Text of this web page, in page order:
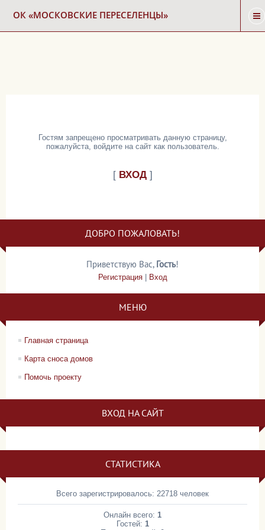
ОК «МОСКОВСКИЕ ПЕРЕСЕЛЕНЦЫ»
Гостям запрещено просматривать данную страницу,
пожалуйста, войдите на сайт как пользователь.
[ ВХОД]
ДОБРО ПОЖАЛОВАТЬ!
Приветствую Вас, Гость!
Регистрация| Вход
МЕНЮ
Главная страница
Карта сноса домов
Помочь проекту
ВХОД НА САЙТ
СТАТИСТИКА
Всего зарегистрировалось: 22718 человек
Онлайн всего: 1
Гостей: 1